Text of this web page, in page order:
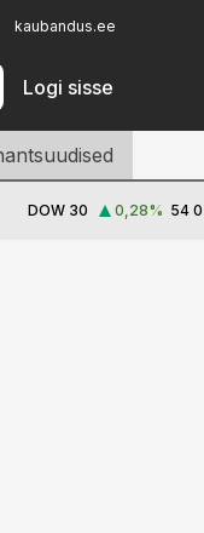
kaubandus.ee
Logi sisse
DOW 30 0,28% 54